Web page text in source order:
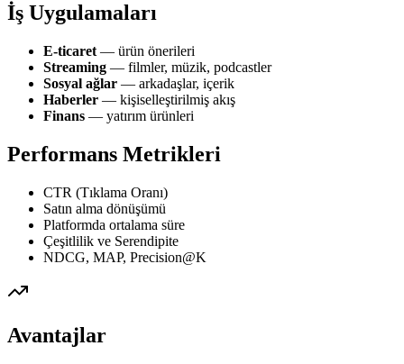
İş Uygulamaları
E-ticaret — ürün önerileri
Streaming — filmler, müzik, podcastler
Sosyal ağlar — arkadaşlar, içerik
Haberler — kişiselleştirilmiş akış
Finans — yatırım ürünleri
Performans Metrikleri
CTR (Tıklama Oranı)
Satın alma dönüşümü
Platformda ortalama süre
Çeşitlilik ve Serendipite
NDCG, MAP, Precision@K
Avantajlar